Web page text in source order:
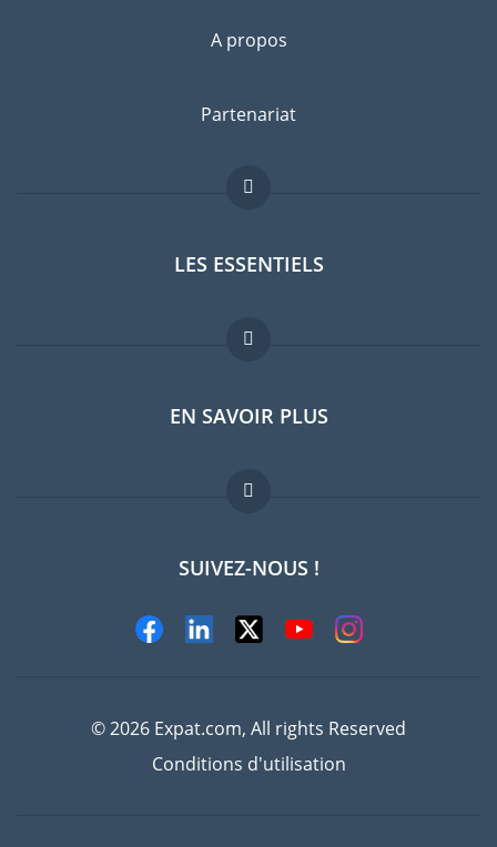
A propos
Partenariat
LES ESSENTIELS
Forum expatriés
Guides pays
Offres d'emploi
EN SAVOIR PLUS
FAQ
Experts
SUIVEZ-NOUS !
© 2026 Expat.com, All rights Reserved
Conditions d'utilisation